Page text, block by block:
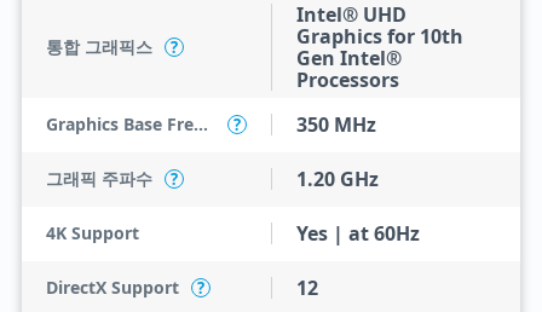
통합 그래픽스 ?
Intel® UHD
Graphics for 10th
Gen Intel®
Processors
Graphics Base Frequency ? 350 MHz
그래픽 주파수 ? 1.20 GHz
4K Support Yes | at 60Hz
DirectX Support ? 12